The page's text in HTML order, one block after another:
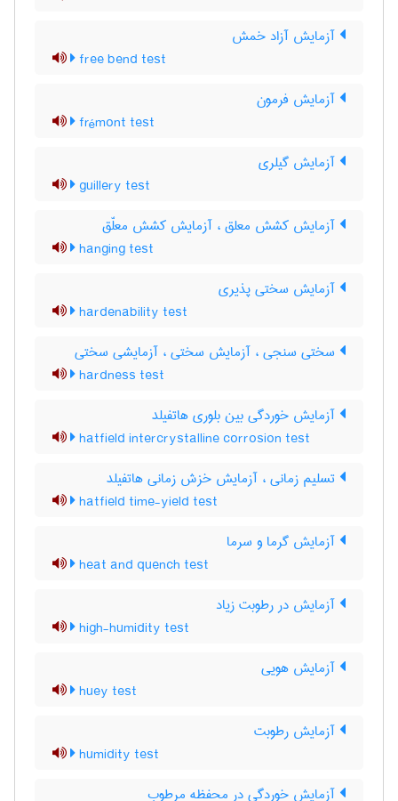
آزمایش آزاد خمش
free bend test
آزمایش فرمون
frémont test
آزمایش گیلری
guillery test
آزمایش کشش معلق ، آزمایش کشش معلّق
hanging test
آزمایش سختی پذیری
hardenability test
سختی سنجی ، آزمایش سختی ، آزمایشی سختی
hardness test
آزمایش خوردگی بین بلوری هاتفیلد
hatfield intercrystalline corrosion test
تسلیم زمانی ، آزمایش خزش زمانی هاتفیلد
hatfield time-yield test
آزمایش گرما و سرما
heat and quench test
آزمایش در رطوبت زیاد
high-humidity test
آزمایش هویی
huey test
آزمایش رطوبت
humidity test
آزمایش خوردگی در محفظه مرطوب